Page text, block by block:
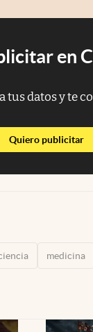
en
tus datos y te
Quiero publicitar
medicina